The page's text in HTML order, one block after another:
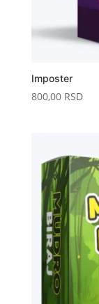
Imposter
800,00 RSD